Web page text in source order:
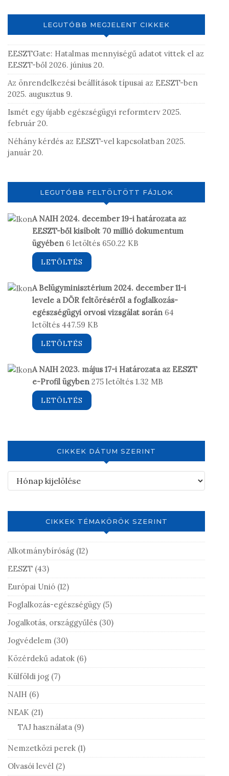
LEGUTÓBB MEGJELENT CIKKEK
EESZTGate: Hatalmas mennyiségű adatot vittek el az
EESZT-ből 2026. június 20.
Az önrendelkezési beállítások típusai az EESZT-ben
2025. augusztus 9.
Ismét egy újabb egészségügyi reformterv 2025.
február 20.
Néhány kérdés az EESZT-vel kapcsolatban 2025.
január 20.
LEGUTÓBB FELTÖLTÖTT FÁJLOK
A NAIH 2024. december 19-i határozata az
EESZT-ből kisíbolt 70 millió dokumentum
ügyében 6 letöltés 650.22 KB
LETÖLTÉS
A Belügyminisztérium 2024. december 11-i
levele a DÖR feltöréséről a foglalkozás-
egészségügyi orvosi vizsgálat során 64
letöltés 447.59 KB
LETÖLTÉS
A NAIH 2023. május 17-i Határozata az EESZT
e-Profil ügyben 275 letöltés 1.32 MB
LETÖLTÉS
CIKKEK DÁTUM SZERINT
CIKKEK TÉMAKÖRÖK SZERINT
Alkotmánybíróság (12)
EESZT (43)
Európai Unió (12)
Foglalkozás-egészségügy (5)
Jogalkotás, országgyűlés (30)
Jogvédelem (30)
Közérdekű adatok (6)
Külföldi jog (7)
NAIH (6)
NEAK (21)
TAJ használata (9)
Nemzetközi perek (1)
Olvasói levél (2)